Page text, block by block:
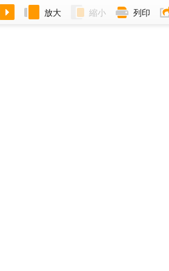
放大 縮小 列印